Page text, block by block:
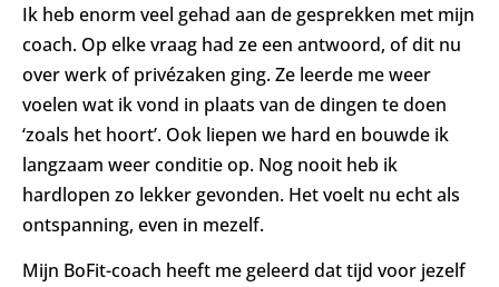
Ik heb enorm veel gehad aan de gesprekken met mijn
coach. Op elke vraag had ze een antwoord, of dit nu
over werk of privézaken ging. Ze leerde me weer
voelen wat ik vond in plaats van de dingen te doen
‘zoals het hoort’. Ook liepen we hard en bouwde ik
langzaam weer conditie op. Nog nooit heb ik
hardlopen zo lekker gevonden. Het voelt nu echt als
ontspanning, even in mezelf.
Mijn BoFit-coach heeft me geleerd dat tijd voor jezelf